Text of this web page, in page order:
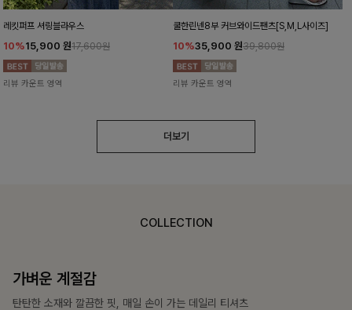
레킷퍼프 셔링블라우스
10%15,900 원17,600원
리뷰 카운트 영역
쿨한린넨8부 커브와이드팬츠[S,M,L사이즈]
10%35,900 원39,800원
리뷰 카운트 영역
더보기
COLLECTION
가장 쉬운 코디
특별한 날부터 일상까지 함께하는 룩